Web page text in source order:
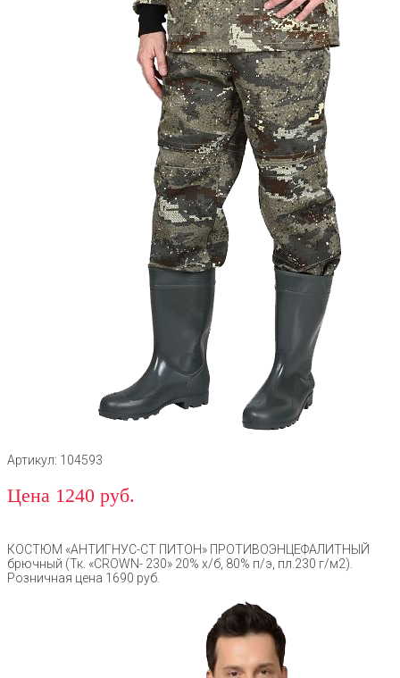
Артикул: 104593
Цена 1240 руб.
КОСТЮМ «АНТИГНУС-СТ ПИТОН» ПРОТИВОЭНЦЕФАЛИТНЫЙ
брючный (Тк. «CROWN- 230» 20% х/б, 80% п/э, пл.230 г/м2).
Розничная цена 1690 руб.